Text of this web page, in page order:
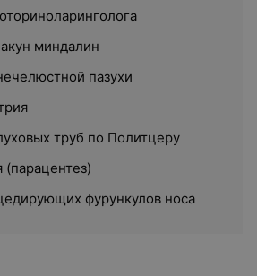
миндалин
пазухи
труб по Политцеру
фурункулов носа